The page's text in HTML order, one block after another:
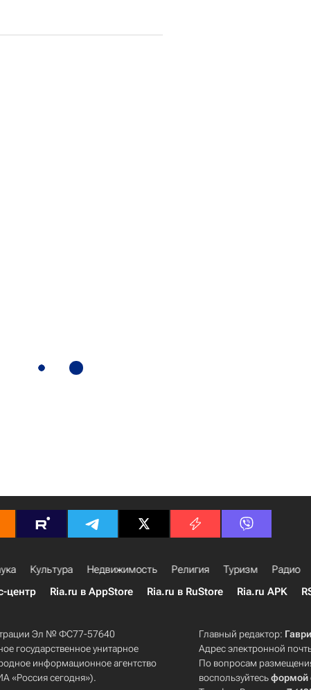
Культура Недвижимость Религия Туризм Радио
центр Ria.ru в AppStore Ria.ru в RuStore Ria.ru APK
Эл № ФС77-57640
государственное унитарное
информационное агентство
«Россия сегодня»).
Главный редактор:
Адрес электронной
По вопросам
воспользуйтесьформой